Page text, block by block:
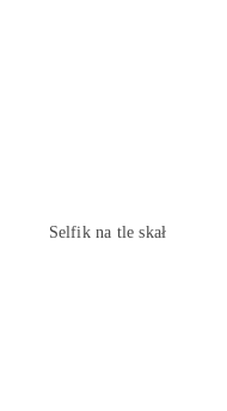
Selfik na tle skał